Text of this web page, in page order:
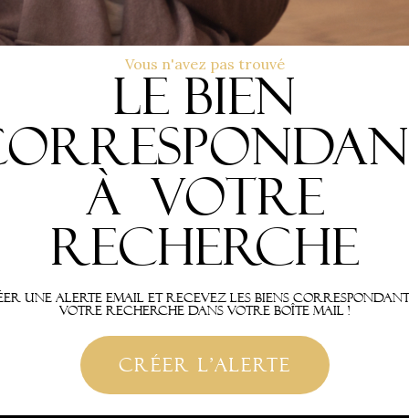
Vous n'avez pas trouvé
le bien
à votre
recherche
une alerte email et recevez les biens
votre recherche dans votre boîte mail !
créer l'alerte